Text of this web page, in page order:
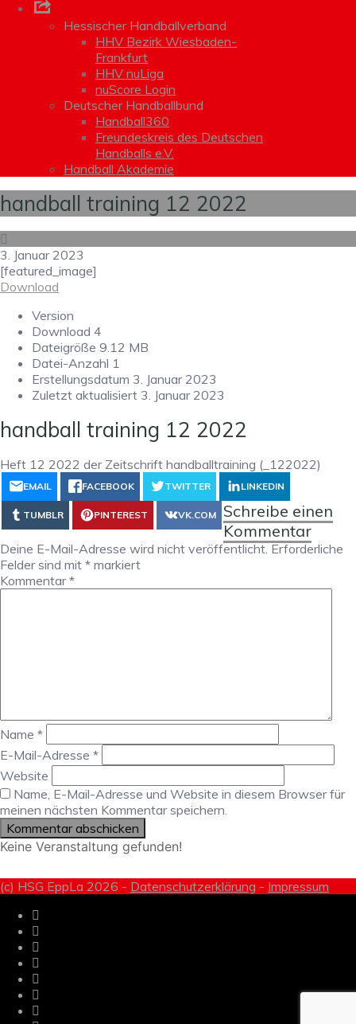
Hessischer Handballverband
HHV Bezirk Wiesbaden-
Frankfurt
HHV nuLiga
nuScore Login
Deutscher Handballbund
Handball360
Freundeskreis des Deutschen
Handballs e.V.
Handball Akademie
handball training 12 2022
3. Januar 2023
[featured_image]
Download
Version
Download 4
Dateigröße 9.12 MB
Datei-Anzahl 1
Erstellungsdatum 3. Januar 2023
Zuletzt aktualisiert 3. Januar 2023
handball training 12 2022
Heft 12 2022 der Zeitschrift handballtraining (_122022)
EMAIL FACEBOOK TWITTER LINKEDIN
TUMBLR PINTEREST VK.COM
Schreibe einen
Kommentar
Deine E-Mail-Adresse wird nicht veröffentlicht. Erforderliche
Felder sind mit * markiert
Kommentar*
Name *
E-Mail-Adresse *
Website
Name, E-Mail-Adresse und Website in diesem Browser für
meinen nächsten Kommentar speichern.
Keine Veranstaltung gefunden!
(c) HSG EppLa 2026 - Datenschutzerklärung - Impressum